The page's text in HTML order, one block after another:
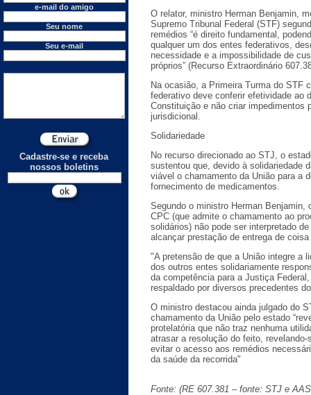
e-mail do amigo
Seu nome
Seu e-mail
Cadastre-se e receba
nossos boletins
O relator, ministro Herman Benjamin,
Supremo Tribunal Federal (STF)
remédios “é direito fundamental,
qualquer um dos entes federativos,
necessidade e a impossibilidade de
próprios” (Recurso Extraordinário
Na ocasião, a Primeira Turma do STF
federativo deve conferir efetividade ao
Constituição e não criar impedimentos
jurisdicional.
Solidariedade
No recurso direcionado ao STJ, o
sustentou que, devido à solidariedade
viável o chamamento da União para a
fornecimento de medicamentos.
Segundo o ministro Herman Benjamin,
CPC (que admite o chamamento ao
solidários) não pode ser interpretado
alcançar prestação de entrega de
"A pretensão de que a União integre a
dos outros entes solidariamente
da competência para a Justiça
respaldado por diversos precedentes
O ministro destacou ainda julgado do
chamamento da União pelo estado
protelatória que não traz nenhuma
atrasar a resolução do feito,
evitar o acesso aos remédios
da saúde da recorrida"
Fonte: (RE 607.381 – fonte: STJ e